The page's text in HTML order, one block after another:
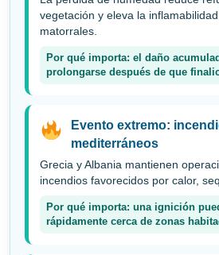
vegetación y eleva la
matorrales.
Por qué importa: el daño
prolongarse después de que
Evento extremo:
mediterráneos
Grecia y Albania mantienen
incendios favorecidos por calor,
Por qué importa: una ignición
rápidamente cerca de zonas